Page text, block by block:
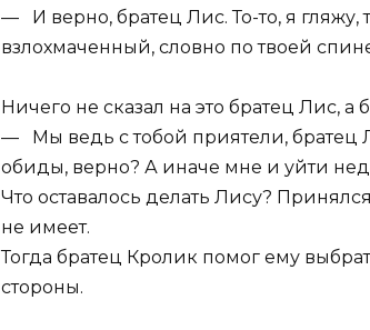
— И верно, братец Лис. То-то, я гляжу,
взлохмаченный, словно по твоей
Ничего не сказал на это братец Лис, а
— Мы ведь с тобой приятели, братец
обиды, верно? А иначе мне и уйти
Что оставалось делать Лису?
не имеет.
Тогда братец Кролик помог ему
стороны.